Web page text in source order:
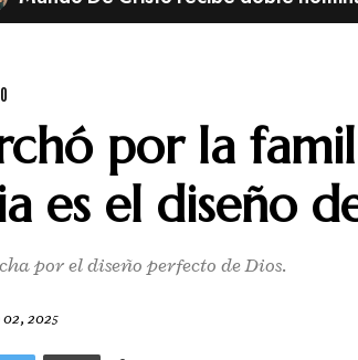
por la
es el diseño
por el diseño perfecto de Dios.
2025